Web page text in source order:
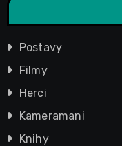
Postavy
Filmy
Herci
Kameramani
Knihy